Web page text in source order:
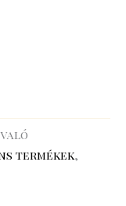
termékek,